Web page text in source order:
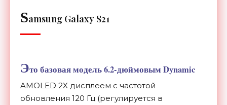
Samsung Galaxy S21
Это базовая модель 6.2-дюймовым Dynamic
AMOLED 2X дисплеем с частотой
обновления 120 Гц (регулируется в